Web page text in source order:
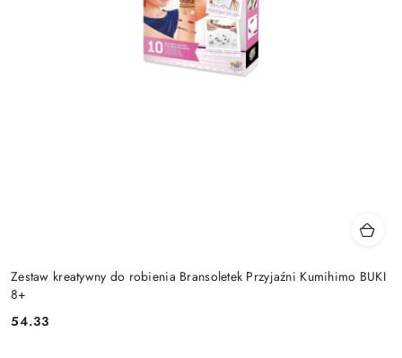
Zestaw kreatywny do robienia Bransoletek Przyjaźni Kumihimo BUKI
8+
Cena:
54.33